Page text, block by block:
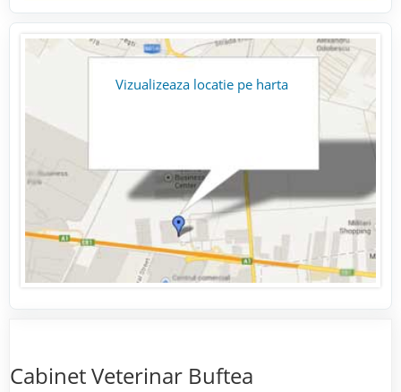
Vizualizeaza locatie pe harta
Cabinet Veterinar Buftea